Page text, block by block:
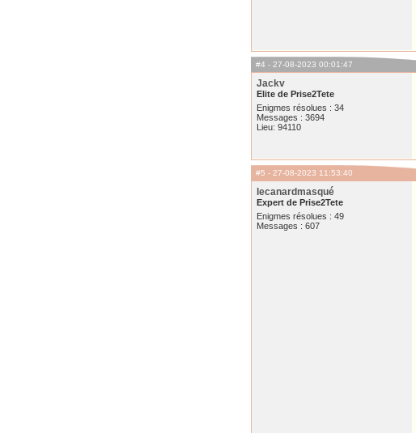
#4 - 27-08-2023 00:01:47
Jackv
Elite de Prise2Tete
Enigmes résolues : 34
Messages : 3694
Lieu: 94110
#5 - 27-08-2023 11:53:40
lecanardmasqué
Expert de Prise2Tete
Enigmes résolues : 49
Messages : 607